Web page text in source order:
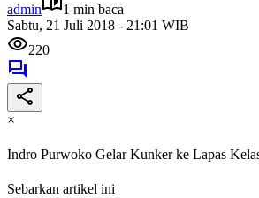
admin
1 min baca
Sabtu, 21 Juli 2018 - 21:01 WIB
220
×
Indro Purwoko Gelar Kunker ke Lapas
Sebarkan artikel ini